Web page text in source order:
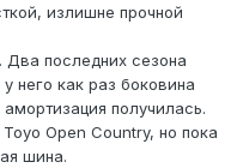
излишне прочной
Два последних сезона
него как раз боковина
получилась.
Open Country, но пока
шина.